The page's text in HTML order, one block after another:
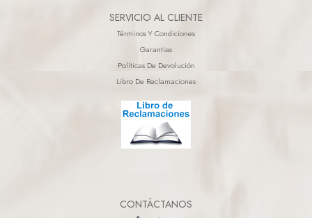
SERVICIO AL CLIENTE
Términos Y Condiciones
Garantias
Políticas De Devolución
Libro De Reclamaciones
CONTÁCTANOS